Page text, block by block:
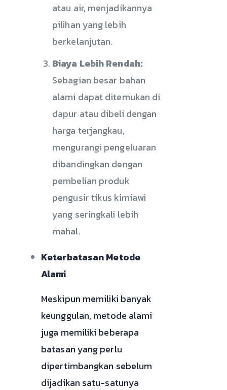
atau air, menjadikannya
pilihan yang lebih
berkelanjutan.
Biaya Lebih Rendah:
Sebagian besar bahan
alami dapat ditemukan di
dapur atau dibeli dengan
harga terjangkau,
mengurangi pengeluaran
dibandingkan dengan
pembelian produk
pengusir tikus kimiawi
yang seringkali lebih
mahal.
Keterbatasan Metode
Alami
Meskipun memiliki banyak
keunggulan, metode alami
juga memiliki beberapa
batasan yang perlu
dipertimbangkan sebelum
dijadikan satu-satunya